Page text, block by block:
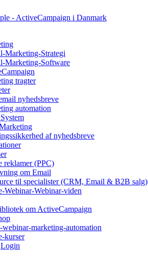
Marketing-Strategi
Marketing-Software
tragter
nyhedsbreve
automation
af nyhedsbreve
reklamer (PPC)
om Email
til specialister (CRM, Email & B2B salg)
Webinar-Webinar-viden
om ActiveCampaign
webinar-marketing-automation
kurser
Login